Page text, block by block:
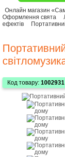
Онлайн магазин
Оформлення свята
ефектів
Код товару: 1002931